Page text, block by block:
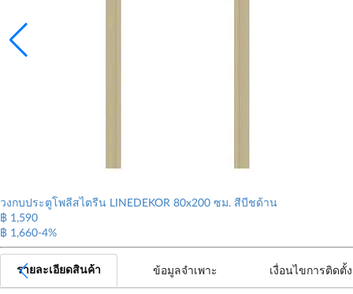
วงกบประตูโพลีสไตรีน LINEDEKOR 80x200 ซม. สีบีชด้าน
฿ 1,590
฿ 1,660-4%
รายละเอียดสินค้า ข้อมูลจำเพาะ เงื่อนไขการติดตั้ง